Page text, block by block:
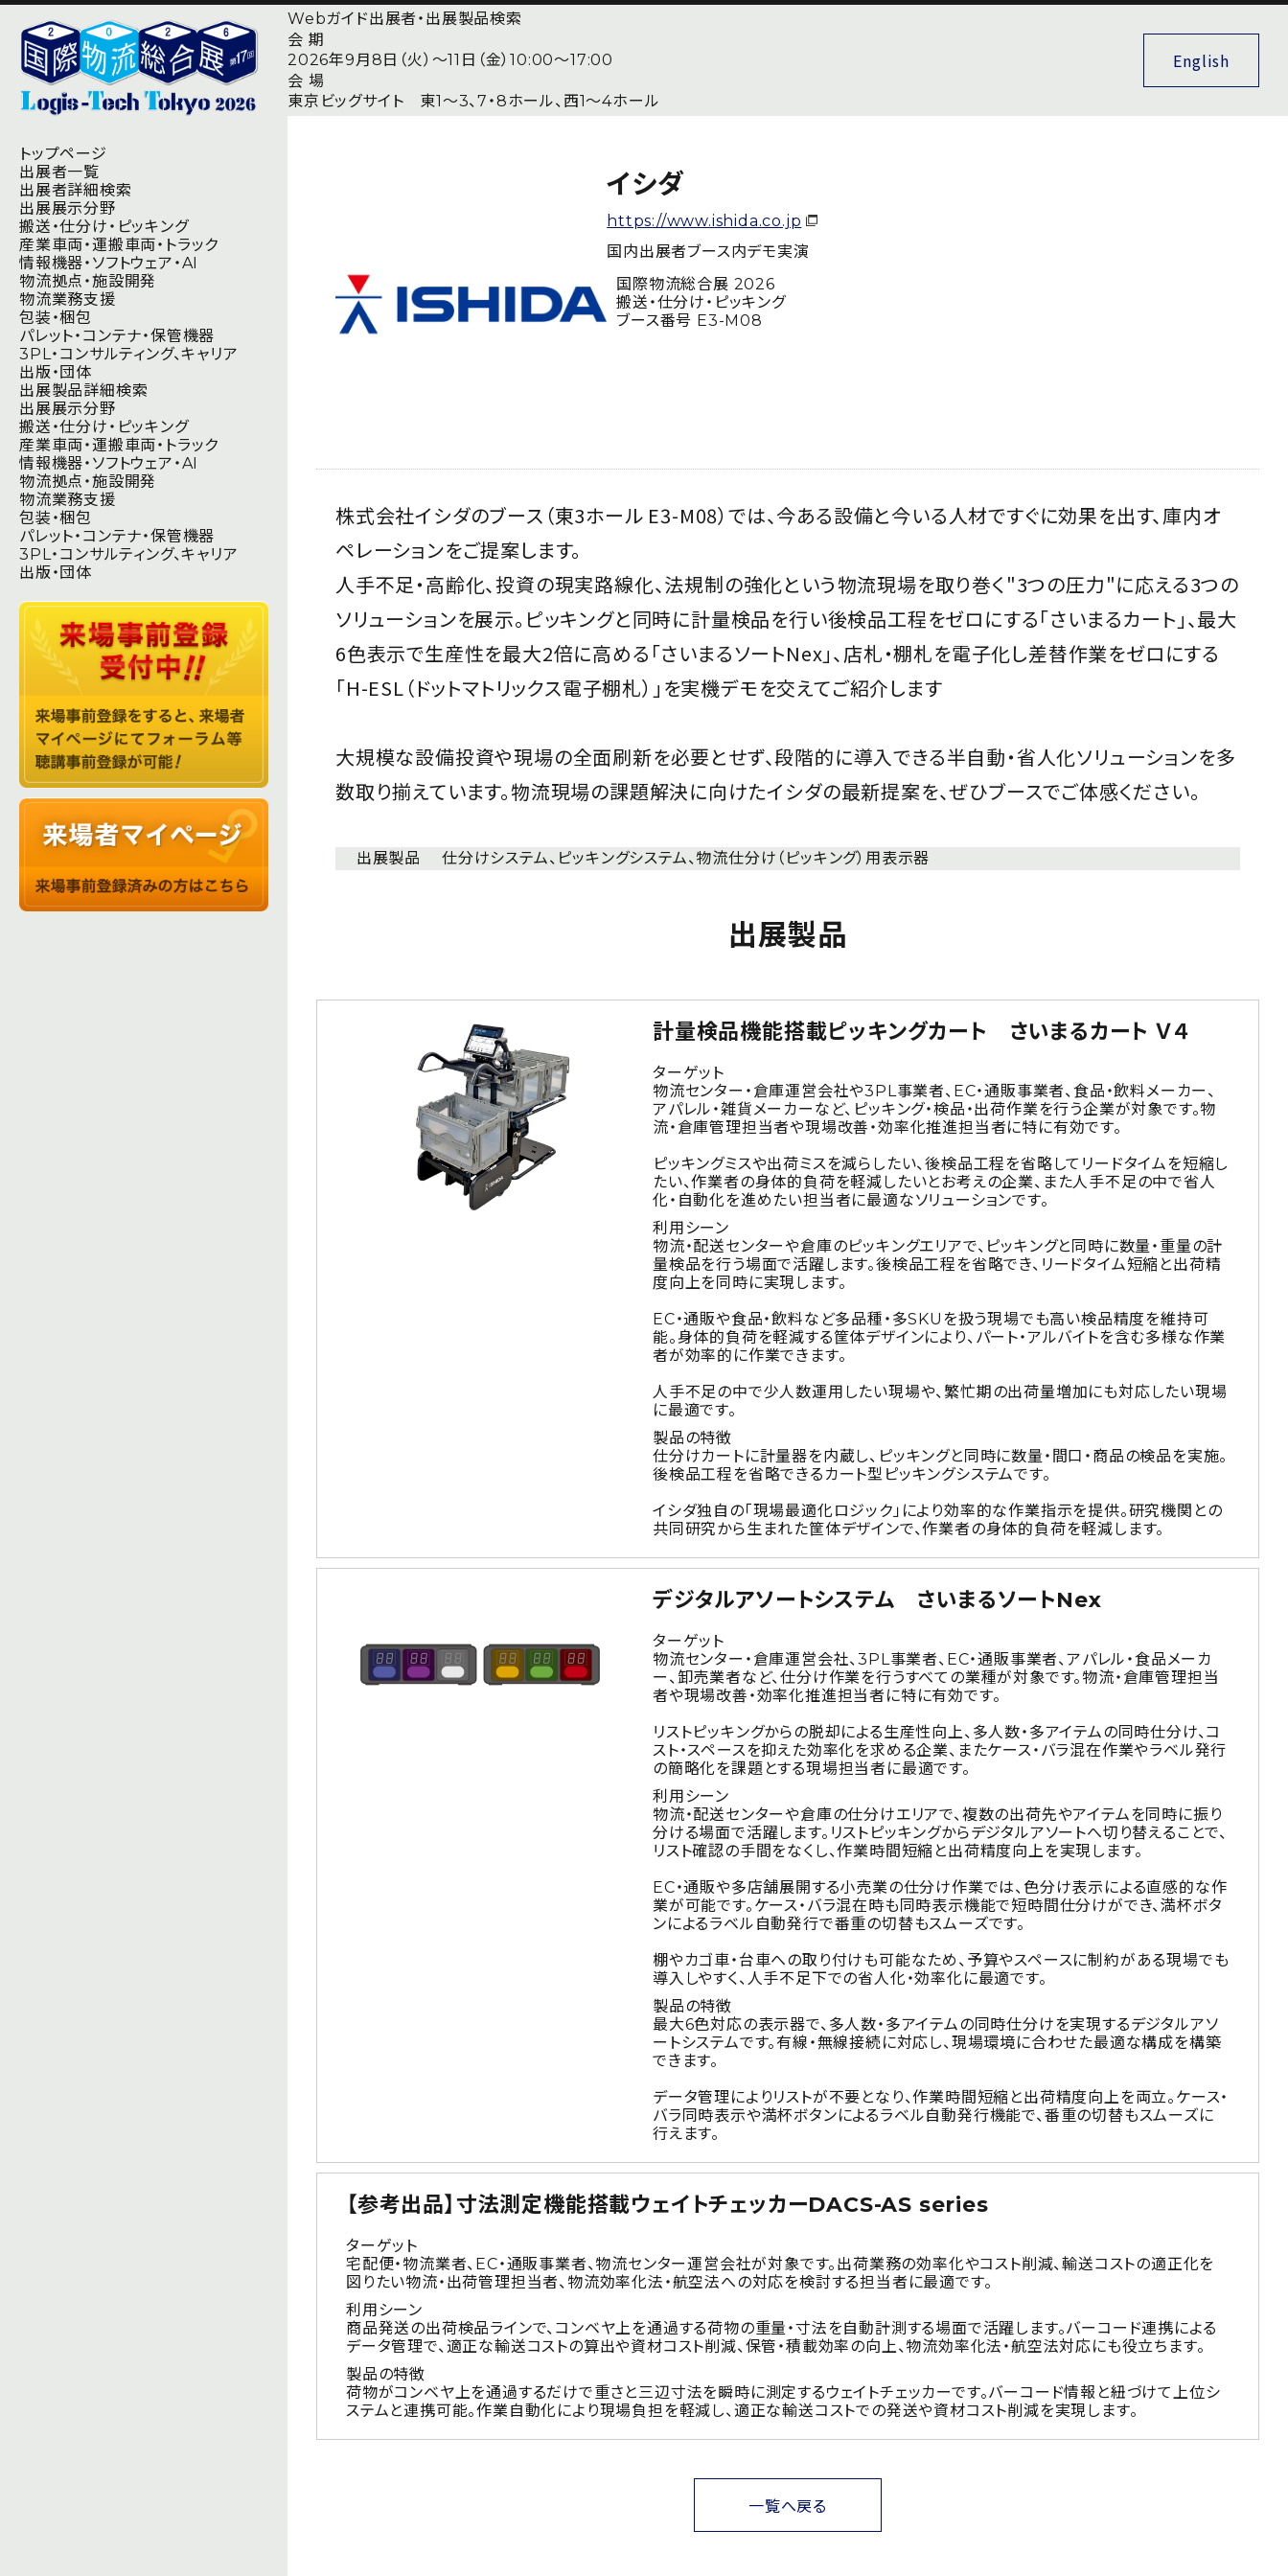
Webガイド出展者・出展製品検索
会 期
2026年9月8日（火）〜11日（金）10:00〜17:00
会 場
東京ビッグサイト 東1〜3、7・8ホール、西1〜4ホール
English
イシダ
https://www.ishida.co.jp
国内出展者ブース内デモ実演
国際物流総合展 2026
搬送・仕分け・ピッキング
ブース番号 E3-M08
株式会社イシダのブース（東3ホール E3-M08）では、今ある設備と今いる人材ですぐに効果を出す、庫内オ
ペレーションをご提案します。
人手不足・高齢化、投資の現実路線化、法規制の強化という物流現場を取り巻く"3つの圧力"に応える3つの
ソリューションを展示。ピッキングと同時に計量検品を行い後検品工程をゼロにする「さいまるカート」、最大
6色表示で生産性を最大2倍に高める「さいまるソートNex」、店札・棚札を電子化し差替作業をゼロにする
「H-ESL（ドットマトリックス電子棚札）」を実機デモを交えてご紹介します
大規模な設備投資や現場の全面刷新を必要とせず、段階的に導入できる半自動・省人化ソリューションを多
数取り揃えています。物流現場の課題解決に向けたイシダの最新提案を、ぜひブースでご体感ください。
出展製品 仕分けシステム、ピッキングシステム、物流仕分け（ピッキング）用表示器
出展製品
計量検品機能搭載ピッキングカート さいまるカート Ｖ４
ターゲット
物流センター・倉庫運営会社や3PL事業者、EC・通販事業者、食品・飲料メーカー、
アパレル・雑貨メーカーなど、ピッキング・検品・出荷作業を行う企業が対象です。物
流・倉庫管理担当者や現場改善・効率化推進担当者に特に有効です。
ピッキングミスや出荷ミスを減らしたい、後検品工程を省略してリードタイムを短縮し
たい、作業者の身体的負荷を軽減したいとお考えの企業、また人手不足の中で省人
化・自動化を進めたい担当者に最適なソリューションです。
利用シーン
物流・配送センターや倉庫のピッキングエリアで、ピッキングと同時に数量・重量の計
量検品を行う場面で活躍します。後検品工程を省略でき、リードタイム短縮と出荷精
度向上を同時に実現します。
EC・通販や食品・飲料など多品種・多SKUを扱う現場でも高い検品精度を維持可
能。身体的負荷を軽減する筐体デザインにより、パート・アルバイトを含む多様な作業
者が効率的に作業できます。
人手不足の中で少人数運用したい現場や、繁忙期の出荷量増加にも対応したい現場
に最適です。
製品の特徴
仕分けカートに計量器を内蔵し、ピッキングと同時に数量・間口・商品の検品を実施。
後検品工程を省略できるカート型ピッキングシステムです。
イシダ独自の「現場最適化ロジック」により効率的な作業指示を提供。研究機関との
共同研究から生まれた筐体デザインで、作業者の身体的負荷を軽減します。
デジタルアソートシステム さいまるソートNex
ターゲット
物流センター・倉庫運営会社、3PL事業者、EC・通販事業者、アパレル・食品メーカ
ー、卸売業者など、仕分け作業を行うすべての業種が対象です。物流・倉庫管理担当
者や現場改善・効率化推進担当者に特に有効です。
リストピッキングからの脱却による生産性向上、多人数・多アイテムの同時仕分け、コ
スト・スペースを抑えた効率化を求める企業、またケース・バラ混在作業やラベル発行
の簡略化を課題とする現場担当者に最適です。
利用シーン
物流・配送センターや倉庫の仕分けエリアで、複数の出荷先やアイテムを同時に振り
分ける場面で活躍します。リストピッキングからデジタルアソートへ切り替えることで、
リスト確認の手間をなくし、作業時間短縮と出荷精度向上を実現します。
EC・通販や多店舗展開する小売業の仕分け作業では、色分け表示による直感的な作
業が可能です。ケース・バラ混在時も同時表示機能で短時間仕分けができ、満杯ボタ
ンによるラベル自動発行で番重の切替もスムーズです。
棚やカゴ車・台車への取り付けも可能なため、予算やスペースに制約がある現場でも
導入しやすく、人手不足下での省人化・効率化に最適です。
製品の特徴
最大6色対応の表示器で、多人数・多アイテムの同時仕分けを実現するデジタルアソ
ートシステムです。有線・無線接続に対応し、現場環境に合わせた最適な構成を構築
できます。
データ管理によりリストが不要となり、作業時間短縮と出荷精度向上を両立。ケース・
バラ同時表示や満杯ボタンによるラベル自動発行機能で、番重の切替もスムーズに
行えます。
【参考出品】寸法測定機能搭載ウェイトチェッカーDACS-AS series
ターゲット
宅配便・物流業者、EC・通販事業者、物流センター運営会社が対象です。出荷業務の効率化やコスト削減、輸送コストの適正化を
図りたい物流・出荷管理担当者、物流効率化法・航空法への対応を検討する担当者に最適です。
利用シーン
商品発送の出荷検品ラインで、コンベヤ上を通過する荷物の重量・寸法を自動計測する場面で活躍します。バーコード連携による
データ管理で、適正な輸送コストの算出や資材コスト削減、保管・積載効率の向上、物流効率化法・航空法対応にも役立ちます。
製品の特徴
荷物がコンベヤ上を通過するだけで重さと三辺寸法を瞬時に測定するウェイトチェッカーです。バーコード情報と紐づけて上位シ
ステムと連携可能。作業自動化により現場負担を軽減し、適正な輸送コストでの発送や資材コスト削減を実現します。
一覧へ戻る
トップページ
出展者⼀覧
出展者詳細検索
出展展示分野
搬送・仕分け・ピッキング
産業車両・運搬車両・トラック
情報機器・ソフトウェア・AI
物流拠点・施設開発
物流業務支援
包装・梱包
パレット・コンテナ・保管機器
3PL・コンサルティング、キャリア
出版・団体
出展製品詳細検索
出展展示分野
搬送・仕分け・ピッキング
産業車両・運搬車両・トラック
情報機器・ソフトウェア・AI
物流拠点・施設開発
物流業務支援
包装・梱包
パレット・コンテナ・保管機器
3PL・コンサルティング、キャリア
出版・団体